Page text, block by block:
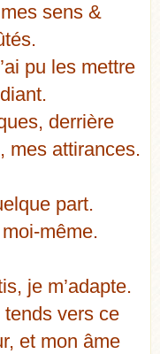
sens &
pu les mettre
derrière
mes attirances.
part.
même.
je m’adapte.
tends vers ce
et mon âme